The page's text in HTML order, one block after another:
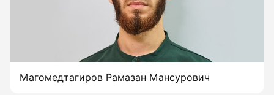
Магомедтагиров Рамазан Мансурович